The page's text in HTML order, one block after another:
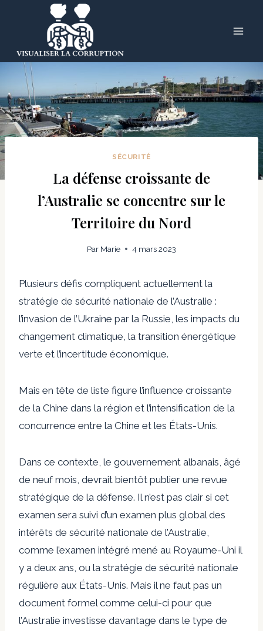
SÉCURITÉ
La défense croissante de
l’Australie se concentre sur le
Territoire du Nord
Par Marie 4 mars 2023
Plusieurs défis compliquent actuellement la
stratégie de sécurité nationale de l’Australie :
l’invasion de l’Ukraine par la Russie, les impacts du
changement climatique, la transition énergétique
verte et l’incertitude économique.
Mais en tête de liste figure l’influence croissante
de la Chine dans la région et l’intensification de la
concurrence entre la Chine et les États-Unis.
Dans ce contexte, le gouvernement albanais, âgé
de neuf mois, devrait bientôt publier une revue
stratégique de la défense. Il n’est pas clair si cet
examen sera suivi d’un examen plus global des
intérêts de sécurité nationale de l’Australie,
comme l’examen intégré mené au Royaume-Uni il
y a deux ans, ou la stratégie de sécurité nationale
régulière aux États-Unis. Mais il ne faut pas un
document formel comme celui-ci pour que
l’Australie investisse davantage dans le type de